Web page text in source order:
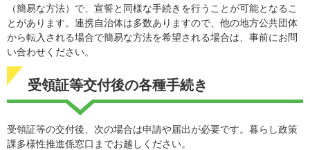
（簡易な方法）で、宣誓と同様な手続きを行うことが可能となるこ
とがあります。連携自治体は多数ありますので、他の地方公共団体
から転入される場合で簡易な方法を希望される場合は、事前にお問
い合わせください。
受領証等交付後の各種手続き
受領証等の交付後、次の場合は申請や届出が必要です。暮らし政策
課多様性推進係窓口までお越しください。